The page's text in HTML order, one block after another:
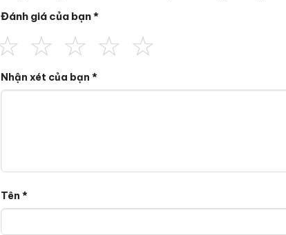
Đánh giá của bạn*
Nhận xét của bạn*
Tên*